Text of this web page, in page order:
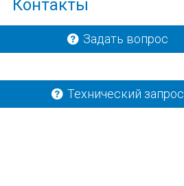
Контакты
Задать вопрос
Технический запрос